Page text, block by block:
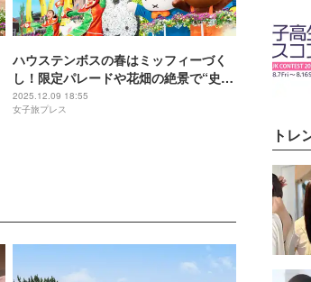
ハウステンボスの春はミッフィーづく
し！限定パレードや花畑の絶景で“史上
最高の華やかさ”届ける
2025.12.09 18:55
女子旅プレス
トレ